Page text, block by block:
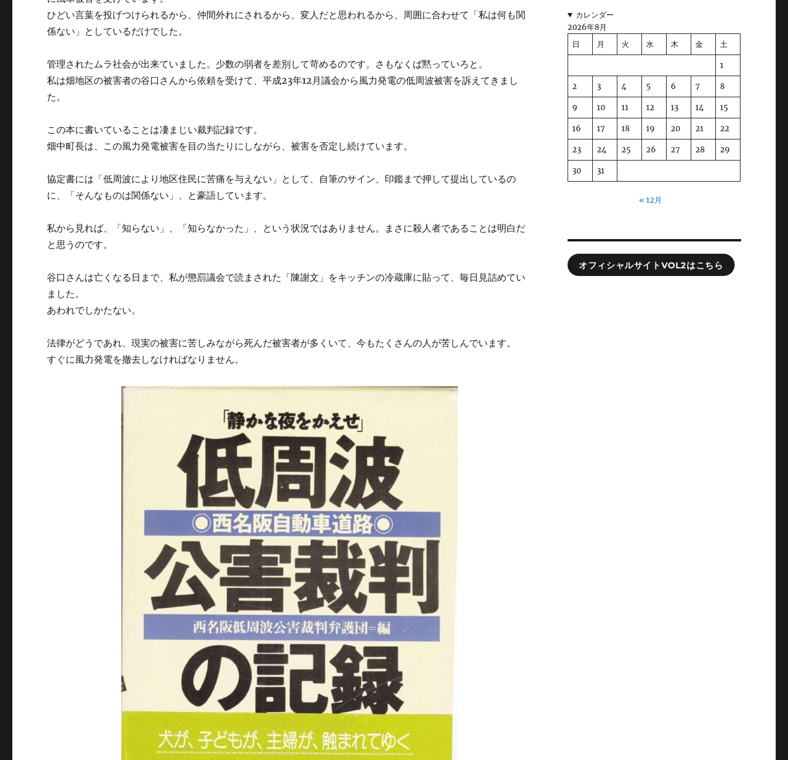
ひどい言葉を投げつけられるから、仲間外れにされるから、変人だと思われるから、周囲に合わせて「私は何も関
係ない」としているだけでした。
管理されたムラ社会が出来ていました。少数の弱者を差別して苛めるのです。さもなくば黙っていろと。
私は畑地区の被害者の谷口さんから依頼を受けて、平成23年12月議会から風力発電の低周波被害を訴えてきまし
た。
この本に書いていることは凄まじい裁判記録です。
畑中町長は、この風力発電被害を目の当たりにしながら、被害を否定し続けています。
協定書には「低周波により地区住民に苦痛を与えない」として、自筆のサイン、印鑑まで押して提出しているの
に、「そんなものは関係ない」、と豪語しています。
私から見れば、「知らない」、「知らなかった」、という状況ではありません。まさに殺人者であることは明白だ
と思うのです。
谷口さんは亡くなる日まで、私が懲罰議会で読まされた「陳謝文」をキッチンの冷蔵庫に貼って、毎日見詰めてい
ました。
あわれでしかたない。
法律がどうであれ、現実の被害に苦しみながら死んだ被害者が多くいて、今もたくさんの人が苦しんでいます。
すぐに風力発電を撤去しなければなりません。
カレンダー
2026年8月
日
月 火 水 木 金 土
1
2 3 4 5 6 7 8
9 10 11 12 13 14 15
16 17 18 19 20 21 22
23 24 25 26 27 28 29
30 31
« 12月
オフィシャルサイトVOL2はこちら